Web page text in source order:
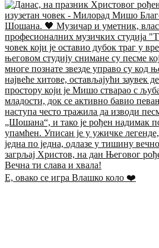
Е, овако се игра Влашко коло ❤️